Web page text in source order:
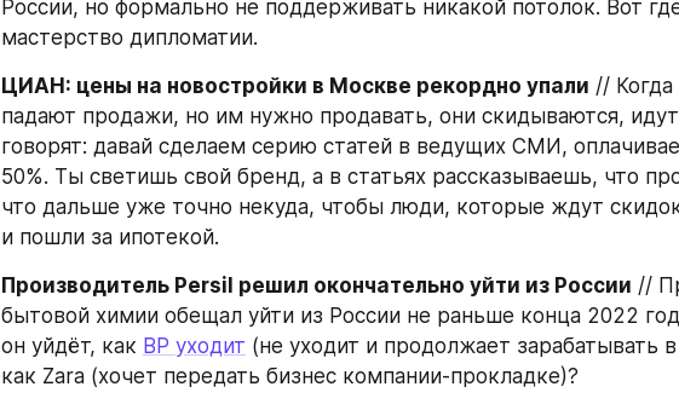
России, но формально не поддерживать никакой потолок. Вот
мастерство дипломатии.
ЦИАН: цены на новостройки в Москве рекордно упали //
падают продажи, но им нужно продавать, они скидываются,
говорят: давай сделаем серию статей в ведущих СМИ,
50%. Ты светишь свой бренд, а в статьях рассказываешь, что
что дальше уже точно некуда, чтобы люди, которые ждут
и пошли за ипотекой.
Производитель Persil решил окончательно уйти из России //
бытовой химии обещал уйти из России не раньше конца 2022
он уйдёт, как BP уходит (не уходит и продолжает зарабатывать
как Zara (хочет передать бизнес компании-прокладке)?